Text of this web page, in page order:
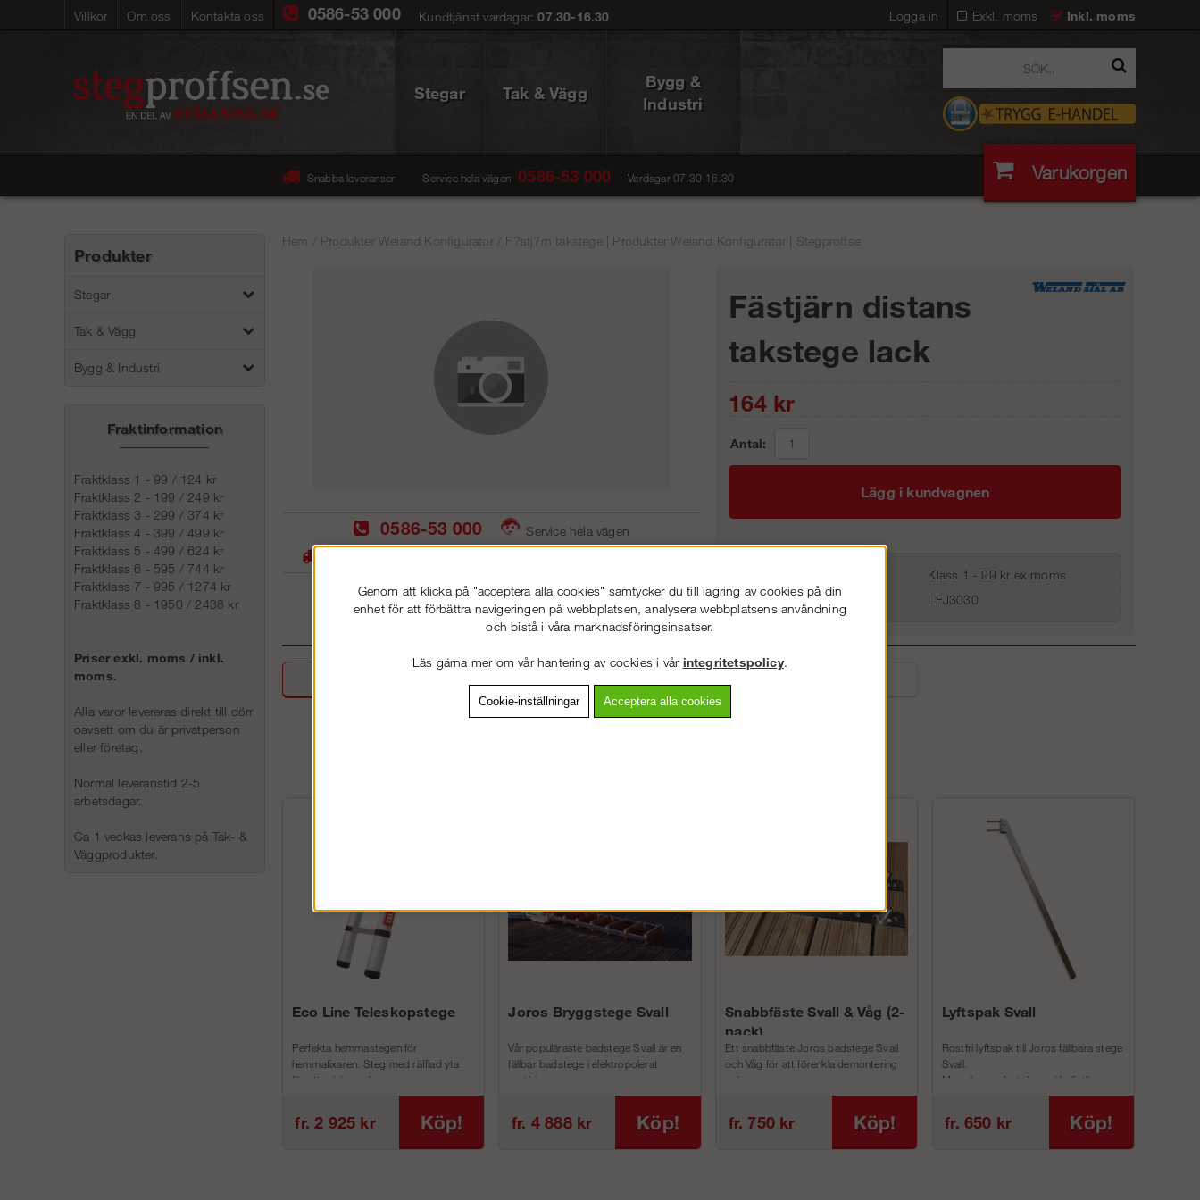
Villkor Om oss Kontakta oss Exkl. moms Inkl. moms
0586-53 000 Kundtjänst vardagar:07.30-16.30 Logga in
Stegar Tak & Vägg
Bygg &
Industri
Snabba leveranser Service hela vägen 0586-53 000 Vardagar 07.30-16.30 Varukorgen
Produkter
Stegar
Tak & Vägg
Bygg & Industri
Fraktinformation
Fraktklass 1 - 99 / 124 kr
Fraktklass 2 - 199 / 249 kr
Fraktklass 3 - 299 / 374 kr
Fraktklass 4 - 399 / 499 kr
Fraktklass 5 - 499 / 624 kr
Fraktklass 6 - 595 / 744 kr
Fraktklass 7 - 995 / 1274 kr
Fraktklass 8 - 1950 / 2438 kr
Priser exkl. moms / inkl.
moms.
Alla varor levereras direkt till dörr
oavsett om du är privatperson
eller företag.
Normal leveranstid 2-5
arbetsdagar.
Ca 1 veckas leverans på Tak- &
Väggprodukter.
Hem Produkter Weland Konfigurator/ F?stj?rn takstege | Produkter Weland Konfigurator | Stegproffse
0586-53 000
Service hela vägen
Fästjärn distans
takstege lack
164kr
Antal:
Lägg i kundvagnen
Klass 1 - 99 kr ex moms
Artnr:
LFJ3030
Detaljerad info
Eco Line Teleskopstege
Perfekta hemmastegen för
hemmafixaren. Steg med räfflad yta
för att minimera h...
fr. 2 925 kr Köp!
Joros Bryggstege Svall
Vår populäraste badstege Svall är en
fällbar badstege i elektropolerat
rostfri...
fr. 4 888 kr Köp!
Snabbfäste Svall & Våg (2-
pack)
Ett snabbfäste Joros badstege Svall
och Våg för att förenkla demontering
och m...
fr. 750 kr Köp!
Lyftspak Svall
Rostfri lyftspak till Joros fällbara stege
Svall.
Man skruvar fast denna i befintliga
fr. 650 kr Köp!
Genom att klicka på "acceptera alla cookies" samtycker du till lagring av cookies på din
enhet för att förbättra navigeringen på webbplatsen, analysera webbplatsens användning
och bistå i våra marknadsföringsinsatser.
Läs gärna mer om vår hantering av cookies i vår integritetspolicy.
Cookie-inställningar Acceptera alla cookies
VÄLKOMMEN TILL STEGPROFFSEN.SE